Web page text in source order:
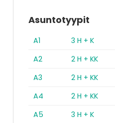
Asuntotyypit
A1 3 H + K
A2
2 H + KK
A3
2 H + KK
A4
2 H + KK
A5
3 H + K